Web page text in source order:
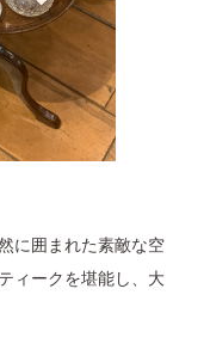
に囲まれた素敵な空
ィークを堪能し、大